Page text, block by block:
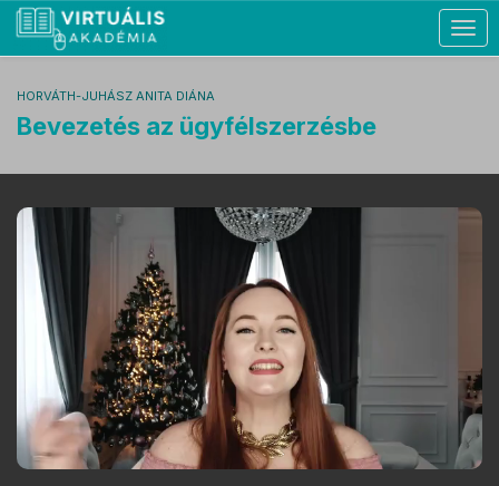
HORVÁTH-JUHÁSZ ANITA DIÁNA
Bevezetés az ügyfélszerzésbe